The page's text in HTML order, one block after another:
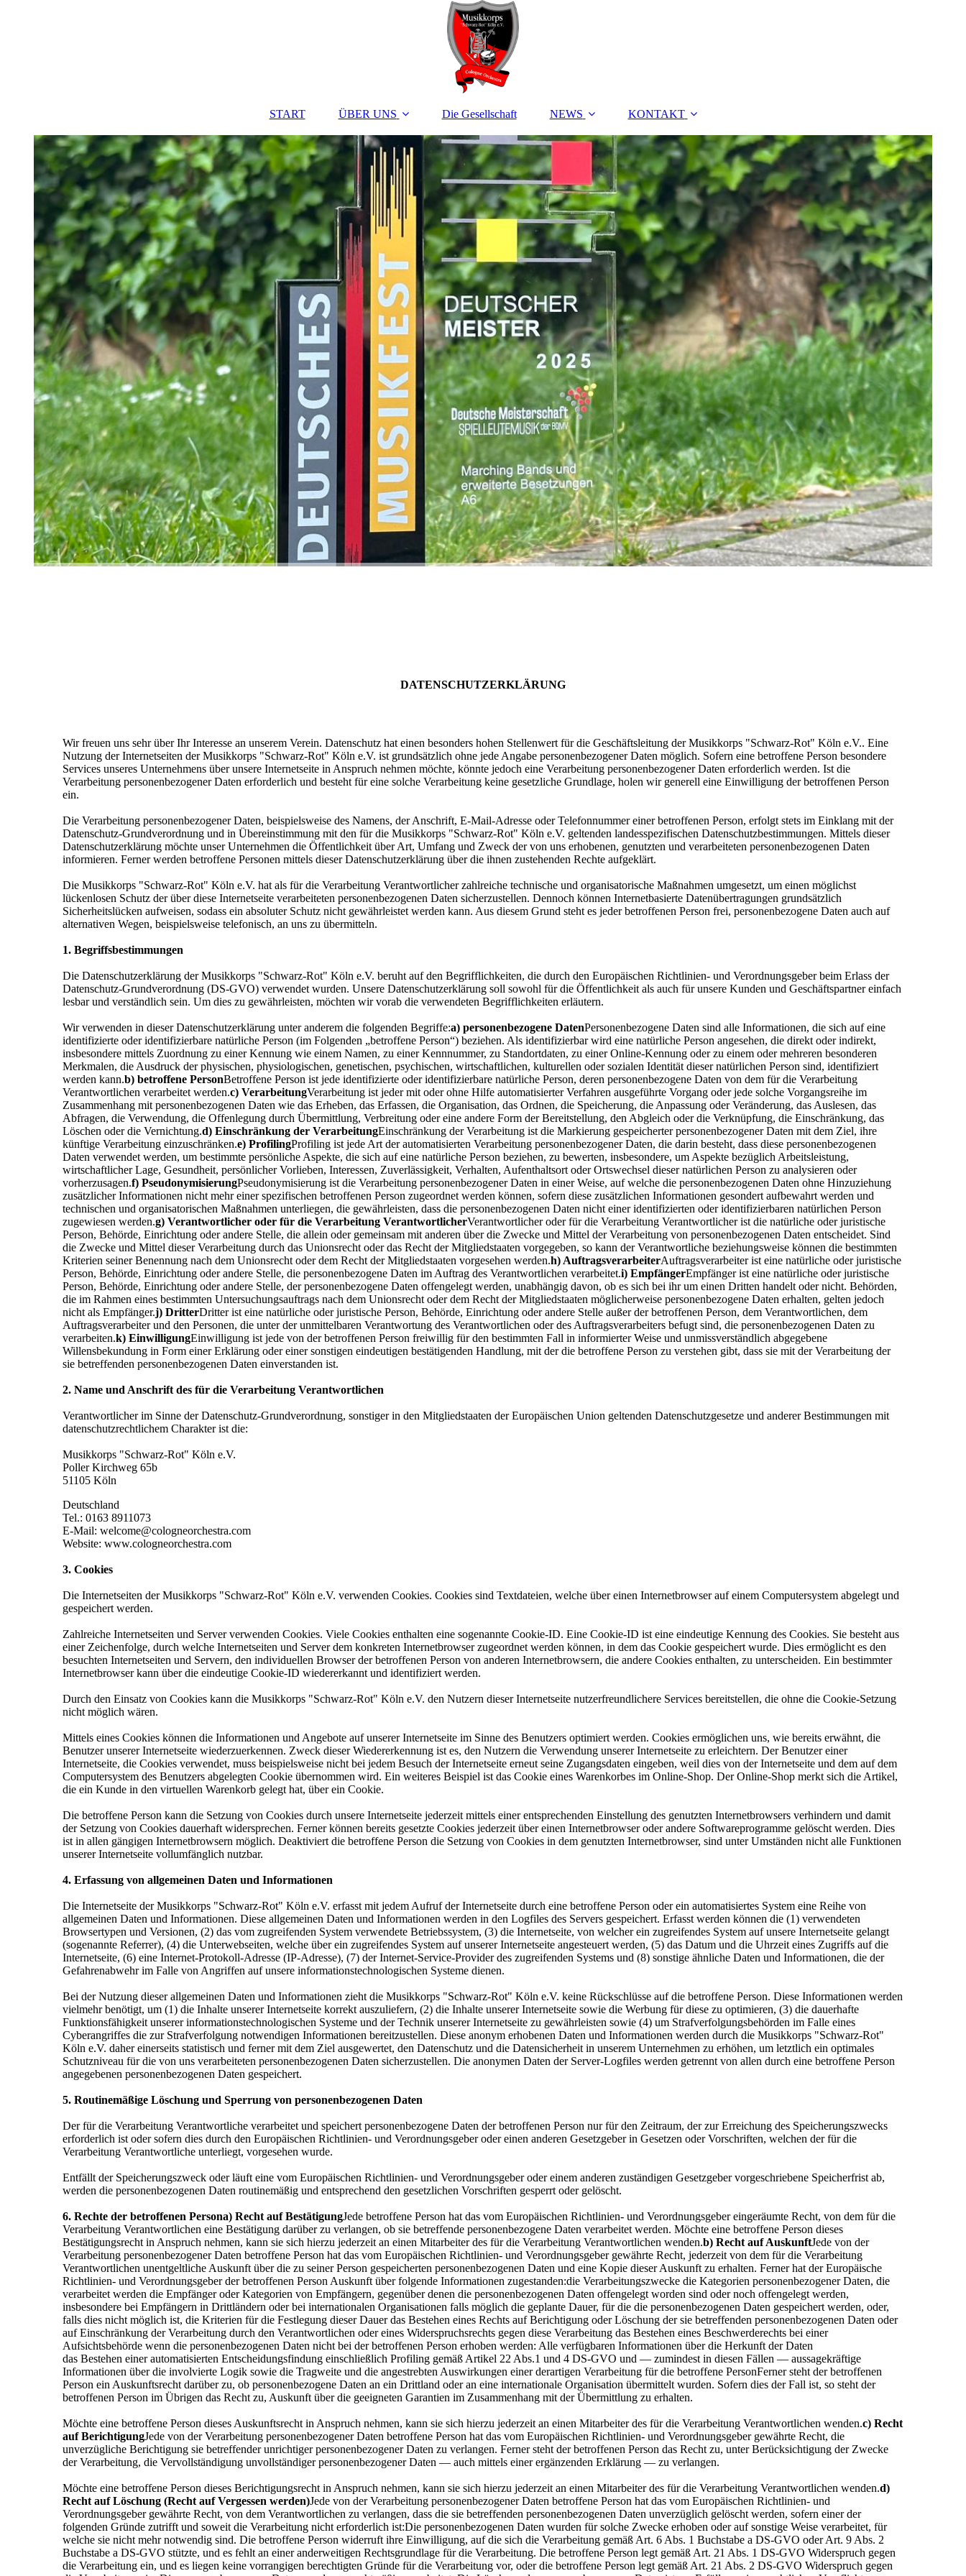
START ÜBER UNS Die Gesellschaft NEWS KONTAKT
DATENSCHUTZERKLÄRUNG
Wir freuen uns sehr über Ihr Interesse an unserem Verein. Datenschutz hat einen besonders hohen Stellenwert für die Geschäftsleitung der Musikkorps "Schwarz-Rot" Köln e.V.. Eine
Nutzung der Internetseiten der Musikkorps "Schwarz-Rot" Köln e.V. ist grundsätzlich ohne jede Angabe personenbezogener Daten möglich. Sofern eine betroffene Person besondere
Services unseres Unternehmens über unsere Internetseite in Anspruch nehmen möchte, könnte jedoch eine Verarbeitung personenbezogener Daten erforderlich werden. Ist die
Verarbeitung personenbezogener Daten erforderlich und besteht für eine solche Verarbeitung keine gesetzliche Grundlage, holen wir generell eine Einwilligung der betroffenen Person
ein.
Die Verarbeitung personenbezogener Daten, beispielsweise des Namens, der Anschrift, E-Mail-Adresse oder Telefonnummer einer betroffenen Person, erfolgt stets im Einklang mit der
Datenschutz-Grundverordnung und in Übereinstimmung mit den für die Musikkorps "Schwarz-Rot" Köln e.V. geltenden landesspezifischen Datenschutzbestimmungen. Mittels dieser
Datenschutzerklärung möchte unser Unternehmen die Öffentlichkeit über Art, Umfang und Zweck der von uns erhobenen, genutzten und verarbeiteten personenbezogenen Daten
informieren. Ferner werden betroffene Personen mittels dieser Datenschutzerklärung über die ihnen zustehenden Rechte aufgeklärt.
Die Musikkorps "Schwarz-Rot" Köln e.V. hat als für die Verarbeitung Verantwortlicher zahlreiche technische und organisatorische Maßnahmen umgesetzt, um einen möglichst
lückenlosen Schutz der über diese Internetseite verarbeiteten personenbezogenen Daten sicherzustellen. Dennoch können Internetbasierte Datenübertragungen grundsätzlich
Sicherheitslücken aufweisen, sodass ein absoluter Schutz nicht gewährleistet werden kann. Aus diesem Grund steht es jeder betroffenen Person frei, personenbezogene Daten auch auf
alternativen Wegen, beispielsweise telefonisch, an uns zu übermitteln.
1. Begriffsbestimmungen
Die Datenschutzerklärung der Musikkorps "Schwarz-Rot" Köln e.V. beruht auf den Begrifflichkeiten, die durch den Europäischen Richtlinien- und Verordnungsgeber beim Erlass der
Datenschutz-Grundverordnung (DS-GVO) verwendet wurden. Unsere Datenschutzerklärung soll sowohl für die Öffentlichkeit als auch für unsere Kunden und Geschäftspartner einfach
lesbar und verständlich sein. Um dies zu gewährleisten, möchten wir vorab die verwendeten Begrifflichkeiten erläutern.
Wir verwenden in dieser Datenschutzerklärung unter anderem die folgenden Begriffe:a) personenbezogene DatenPersonenbezogene Daten sind alle Informationen, die sich auf eine
identifizierte oder identifizierbare natürliche Person (im Folgenden „betroffene Person“) beziehen. Als identifizierbar wird eine natürliche Person angesehen, die direkt oder indirekt,
insbesondere mittels Zuordnung zu einer Kennung wie einem Namen, zu einer Kennnummer, zu Standortdaten, zu einer Online-Kennung oder zu einem oder mehreren besonderen
Merkmalen, die Ausdruck der physischen, physiologischen, genetischen, psychischen, wirtschaftlichen, kulturellen oder sozialen Identität dieser natürlichen Person sind, identifiziert
werden kann.b) betroffene PersonBetroffene Person ist jede identifizierte oder identifizierbare natürliche Person, deren personenbezogene Daten von dem für die Verarbeitung
Verantwortlichen verarbeitet werden.c) VerarbeitungVerarbeitung ist jeder mit oder ohne Hilfe automatisierter Verfahren ausgeführte Vorgang oder jede solche Vorgangsreihe im
Zusammenhang mit personenbezogenen Daten wie das Erheben, das Erfassen, die Organisation, das Ordnen, die Speicherung, die Anpassung oder Veränderung, das Auslesen, das
Abfragen, die Verwendung, die Offenlegung durch Übermittlung, Verbreitung oder eine andere Form der Bereitstellung, den Abgleich oder die Verknüpfung, die Einschränkung, das
Löschen oder die Vernichtung.d) Einschränkung der VerarbeitungEinschränkung der Verarbeitung ist die Markierung gespeicherter personenbezogener Daten mit dem Ziel, ihre
künftige Verarbeitung einzuschränken.e) ProfilingProfiling ist jede Art der automatisierten Verarbeitung personenbezogener Daten, die darin besteht, dass diese personenbezogenen
Daten verwendet werden, um bestimmte persönliche Aspekte, die sich auf eine natürliche Person beziehen, zu bewerten, insbesondere, um Aspekte bezüglich Arbeitsleistung,
wirtschaftlicher Lage, Gesundheit, persönlicher Vorlieben, Interessen, Zuverlässigkeit, Verhalten, Aufenthaltsort oder Ortswechsel dieser natürlichen Person zu analysieren oder
vorherzusagen.f) PseudonymisierungPseudonymisierung ist die Verarbeitung personenbezogener Daten in einer Weise, auf welche die personenbezogenen Daten ohne Hinzuziehung
zusätzlicher Informationen nicht mehr einer spezifischen betroffenen Person zugeordnet werden können, sofern diese zusätzlichen Informationen gesondert aufbewahrt werden und
technischen und organisatorischen Maßnahmen unterliegen, die gewährleisten, dass die personenbezogenen Daten nicht einer identifizierten oder identifizierbaren natürlichen Person
zugewiesen werden.g) Verantwortlicher oder für die Verarbeitung VerantwortlicherVerantwortlicher oder für die Verarbeitung Verantwortlicher ist die natürliche oder juristische
Person, Behörde, Einrichtung oder andere Stelle, die allein oder gemeinsam mit anderen über die Zwecke und Mittel der Verarbeitung von personenbezogenen Daten entscheidet. Sind
die Zwecke und Mittel dieser Verarbeitung durch das Unionsrecht oder das Recht der Mitgliedstaaten vorgegeben, so kann der Verantwortliche beziehungsweise können die bestimmten
Kriterien seiner Benennung nach dem Unionsrecht oder dem Recht der Mitgliedstaaten vorgesehen werden.h) AuftragsverarbeiterAuftragsverarbeiter ist eine natürliche oder juristische
Person, Behörde, Einrichtung oder andere Stelle, die personenbezogene Daten im Auftrag des Verantwortlichen verarbeitet.i) EmpfängerEmpfänger ist eine natürliche oder juristische
Person, Behörde, Einrichtung oder andere Stelle, der personenbezogene Daten offengelegt werden, unabhängig davon, ob es sich bei ihr um einen Dritten handelt oder nicht. Behörden,
die im Rahmen eines bestimmten Untersuchungsauftrags nach dem Unionsrecht oder dem Recht der Mitgliedstaaten möglicherweise personenbezogene Daten erhalten, gelten jedoch
nicht als Empfänger.j) DritterDritter ist eine natürliche oder juristische Person, Behörde, Einrichtung oder andere Stelle außer der betroffenen Person, dem Verantwortlichen, dem
Auftragsverarbeiter und den Personen, die unter der unmittelbaren Verantwortung des Verantwortlichen oder des Auftragsverarbeiters befugt sind, die personenbezogenen Daten zu
verarbeiten.k) EinwilligungEinwilligung ist jede von der betroffenen Person freiwillig für den bestimmten Fall in informierter Weise und unmissverständlich abgegebene
Willensbekundung in Form einer Erklärung oder einer sonstigen eindeutigen bestätigenden Handlung, mit der die betroffene Person zu verstehen gibt, dass sie mit der Verarbeitung der
sie betreffenden personenbezogenen Daten einverstanden ist.
2. Name und Anschrift des für die Verarbeitung Verantwortlichen
Verantwortlicher im Sinne der Datenschutz-Grundverordnung, sonstiger in den Mitgliedstaaten der Europäischen Union geltenden Datenschutzgesetze und anderer Bestimmungen mit
datenschutzrechtlichem Charakter ist die:
Musikkorps "Schwarz-Rot" Köln e.V.
Poller Kirchweg 65b
51105 Köln
Deutschland
Tel.: 0163 8911073
E-Mail: welcome@cologneorchestra.com
Website: www.cologneorchestra.com
3. Cookies
Die Internetseiten der Musikkorps "Schwarz-Rot" Köln e.V. verwenden Cookies. Cookies sind Textdateien, welche über einen Internetbrowser auf einem Computersystem abgelegt und
gespeichert werden.
Zahlreiche Internetseiten und Server verwenden Cookies. Viele Cookies enthalten eine sogenannte Cookie-ID. Eine Cookie-ID ist eine eindeutige Kennung des Cookies. Sie besteht aus
einer Zeichenfolge, durch welche Internetseiten und Server dem konkreten Internetbrowser zugeordnet werden können, in dem das Cookie gespeichert wurde. Dies ermöglicht es den
besuchten Internetseiten und Servern, den individuellen Browser der betroffenen Person von anderen Internetbrowsern, die andere Cookies enthalten, zu unterscheiden. Ein bestimmter
Internetbrowser kann über die eindeutige Cookie-ID wiedererkannt und identifiziert werden.
Durch den Einsatz von Cookies kann die Musikkorps "Schwarz-Rot" Köln e.V. den Nutzern dieser Internetseite nutzerfreundlichere Services bereitstellen, die ohne die Cookie-Setzung
nicht möglich wären.
Mittels eines Cookies können die Informationen und Angebote auf unserer Internetseite im Sinne des Benutzers optimiert werden. Cookies ermöglichen uns, wie bereits erwähnt, die
Benutzer unserer Internetseite wiederzuerkennen. Zweck dieser Wiedererkennung ist es, den Nutzern die Verwendung unserer Internetseite zu erleichtern. Der Benutzer einer
Internetseite, die Cookies verwendet, muss beispielsweise nicht bei jedem Besuch der Internetseite erneut seine Zugangsdaten eingeben, weil dies von der Internetseite und dem auf dem
Computersystem des Benutzers abgelegten Cookie übernommen wird. Ein weiteres Beispiel ist das Cookie eines Warenkorbes im Online-Shop. Der Online-Shop merkt sich die Artikel,
die ein Kunde in den virtuellen Warenkorb gelegt hat, über ein Cookie.
Die betroffene Person kann die Setzung von Cookies durch unsere Internetseite jederzeit mittels einer entsprechenden Einstellung des genutzten Internetbrowsers verhindern und damit
der Setzung von Cookies dauerhaft widersprechen. Ferner können bereits gesetzte Cookies jederzeit über einen Internetbrowser oder andere Softwareprogramme gelöscht werden. Dies
ist in allen gängigen Internetbrowsern möglich. Deaktiviert die betroffene Person die Setzung von Cookies in dem genutzten Internetbrowser, sind unter Umständen nicht alle Funktionen
unserer Internetseite vollumfänglich nutzbar.
4. Erfassung von allgemeinen Daten und Informationen
Die Internetseite der Musikkorps "Schwarz-Rot" Köln e.V. erfasst mit jedem Aufruf der Internetseite durch eine betroffene Person oder ein automatisiertes System eine Reihe von
allgemeinen Daten und Informationen. Diese allgemeinen Daten und Informationen werden in den Logfiles des Servers gespeichert. Erfasst werden können die (1) verwendeten
Browsertypen und Versionen, (2) das vom zugreifenden System verwendete Betriebssystem, (3) die Internetseite, von welcher ein zugreifendes System auf unsere Internetseite gelangt
(sogenannte Referrer), (4) die Unterwebseiten, welche über ein zugreifendes System auf unserer Internetseite angesteuert werden, (5) das Datum und die Uhrzeit eines Zugriffs auf die
Internetseite, (6) eine Internet-Protokoll-Adresse (IP-Adresse), (7) der Internet-Service-Provider des zugreifenden Systems und (8) sonstige ähnliche Daten und Informationen, die der
Gefahrenabwehr im Falle von Angriffen auf unsere informationstechnologischen Systeme dienen.
Bei der Nutzung dieser allgemeinen Daten und Informationen zieht die Musikkorps "Schwarz-Rot" Köln e.V. keine Rückschlüsse auf die betroffene Person. Diese Informationen werden
vielmehr benötigt, um (1) die Inhalte unserer Internetseite korrekt auszuliefern, (2) die Inhalte unserer Internetseite sowie die Werbung für diese zu optimieren, (3) die dauerhafte
Funktionsfähigkeit unserer informationstechnologischen Systeme und der Technik unserer Internetseite zu gewährleisten sowie (4) um Strafverfolgungsbehörden im Falle eines
Cyberangriffes die zur Strafverfolgung notwendigen Informationen bereitzustellen. Diese anonym erhobenen Daten und Informationen werden durch die Musikkorps "Schwarz-Rot"
Köln e.V. daher einerseits statistisch und ferner mit dem Ziel ausgewertet, den Datenschutz und die Datensicherheit in unserem Unternehmen zu erhöhen, um letztlich ein optimales
Schutzniveau für die von uns verarbeiteten personenbezogenen Daten sicherzustellen. Die anonymen Daten der Server-Logfiles werden getrennt von allen durch eine betroffene Person
angegebenen personenbezogenen Daten gespeichert.
5. Routinemäßige Löschung und Sperrung von personenbezogenen Daten
Der für die Verarbeitung Verantwortliche verarbeitet und speichert personenbezogene Daten der betroffenen Person nur für den Zeitraum, der zur Erreichung des Speicherungszwecks
erforderlich ist oder sofern dies durch den Europäischen Richtlinien- und Verordnungsgeber oder einen anderen Gesetzgeber in Gesetzen oder Vorschriften, welchen der für die
Verarbeitung Verantwortliche unterliegt, vorgesehen wurde.
Entfällt der Speicherungszweck oder läuft eine vom Europäischen Richtlinien- und Verordnungsgeber oder einem anderen zuständigen Gesetzgeber vorgeschriebene Speicherfrist ab,
werden die personenbezogenen Daten routinemäßig und entsprechend den gesetzlichen Vorschriften gesperrt oder gelöscht.
6. Rechte der betroffenen Persona) Recht auf BestätigungJede betroffene Person hat das vom Europäischen Richtlinien- und Verordnungsgeber eingeräumte Recht, von dem für die
Verarbeitung Verantwortlichen eine Bestätigung darüber zu verlangen, ob sie betreffende personenbezogene Daten verarbeitet werden. Möchte eine betroffene Person dieses
Bestätigungsrecht in Anspruch nehmen, kann sie sich hierzu jederzeit an einen Mitarbeiter des für die Verarbeitung Verantwortlichen wenden.b) Recht auf AuskunftJede von der
Verarbeitung personenbezogener Daten betroffene Person hat das vom Europäischen Richtlinien- und Verordnungsgeber gewährte Recht, jederzeit von dem für die Verarbeitung
Verantwortlichen unentgeltliche Auskunft über die zu seiner Person gespeicherten personenbezogenen Daten und eine Kopie dieser Auskunft zu erhalten. Ferner hat der Europäische
Richtlinien- und Verordnungsgeber der betroffenen Person Auskunft über folgende Informationen zugestanden:die Verarbeitungszwecke die Kategorien personenbezogener Daten, die
verarbeitet werden die Empfänger oder Kategorien von Empfängern, gegenüber denen die personenbezogenen Daten offengelegt worden sind oder noch offengelegt werden,
insbesondere bei Empfängern in Drittländern oder bei internationalen Organisationen falls möglich die geplante Dauer, für die die personenbezogenen Daten gespeichert werden, oder,
falls dies nicht möglich ist, die Kriterien für die Festlegung dieser Dauer das Bestehen eines Rechts auf Berichtigung oder Löschung der sie betreffenden personenbezogenen Daten oder
auf Einschränkung der Verarbeitung durch den Verantwortlichen oder eines Widerspruchsrechts gegen diese Verarbeitung das Bestehen eines Beschwerderechts bei einer
Aufsichtsbehörde wenn die personenbezogenen Daten nicht bei der betroffenen Person erhoben werden: Alle verfügbaren Informationen über die Herkunft der Daten
das Bestehen einer automatisierten Entscheidungsfindung einschließlich Profiling gemäß Artikel 22 Abs.1 und 4 DS-GVO und — zumindest in diesen Fällen — aussagekräftige
Informationen über die involvierte Logik sowie die Tragweite und die angestrebten Auswirkungen einer derartigen Verarbeitung für die betroffene PersonFerner steht der betroffenen
Person ein Auskunftsrecht darüber zu, ob personenbezogene Daten an ein Drittland oder an eine internationale Organisation übermittelt wurden. Sofern dies der Fall ist, so steht der
betroffenen Person im Übrigen das Recht zu, Auskunft über die geeigneten Garantien im Zusammenhang mit der Übermittlung zu erhalten.
Möchte eine betroffene Person dieses Auskunftsrecht in Anspruch nehmen, kann sie sich hierzu jederzeit an einen Mitarbeiter des für die Verarbeitung Verantwortlichen wenden.c) Recht
auf BerichtigungJede von der Verarbeitung personenbezogener Daten betroffene Person hat das vom Europäischen Richtlinien- und Verordnungsgeber gewährte Recht, die
unverzügliche Berichtigung sie betreffender unrichtiger personenbezogener Daten zu verlangen. Ferner steht der betroffenen Person das Recht zu, unter Berücksichtigung der Zwecke
der Verarbeitung, die Vervollständigung unvollständiger personenbezogener Daten — auch mittels einer ergänzenden Erklärung — zu verlangen.
Möchte eine betroffene Person dieses Berichtigungsrecht in Anspruch nehmen, kann sie sich hierzu jederzeit an einen Mitarbeiter des für die Verarbeitung Verantwortlichen wenden.d)
Recht auf Löschung (Recht auf Vergessen werden)Jede von der Verarbeitung personenbezogener Daten betroffene Person hat das vom Europäischen Richtlinien- und
Verordnungsgeber gewährte Recht, von dem Verantwortlichen zu verlangen, dass die sie betreffenden personenbezogenen Daten unverzüglich gelöscht werden, sofern einer der
folgenden Gründe zutrifft und soweit die Verarbeitung nicht erforderlich ist:Die personenbezogenen Daten wurden für solche Zwecke erhoben oder auf sonstige Weise verarbeitet, für
welche sie nicht mehr notwendig sind. Die betroffene Person widerruft ihre Einwilligung, auf die sich die Verarbeitung gemäß Art. 6 Abs. 1 Buchstabe a DS-GVO oder Art. 9 Abs. 2
Buchstabe a DS-GVO stützte, und es fehlt an einer anderweitigen Rechtsgrundlage für die Verarbeitung. Die betroffene Person legt gemäß Art. 21 Abs. 1 DS-GVO Widerspruch gegen
die Verarbeitung ein, und es liegen keine vorrangigen berechtigten Gründe für die Verarbeitung vor, oder die betroffene Person legt gemäß Art. 21 Abs. 2 DS-GVO Widerspruch gegen